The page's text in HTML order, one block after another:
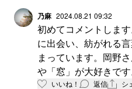
乃麻 2024.08.21 09:32
初めてコメントしま
に出会い、紡がれる
まっています。岡野
や「窓」が大好きで
いいね！ 返信 シ